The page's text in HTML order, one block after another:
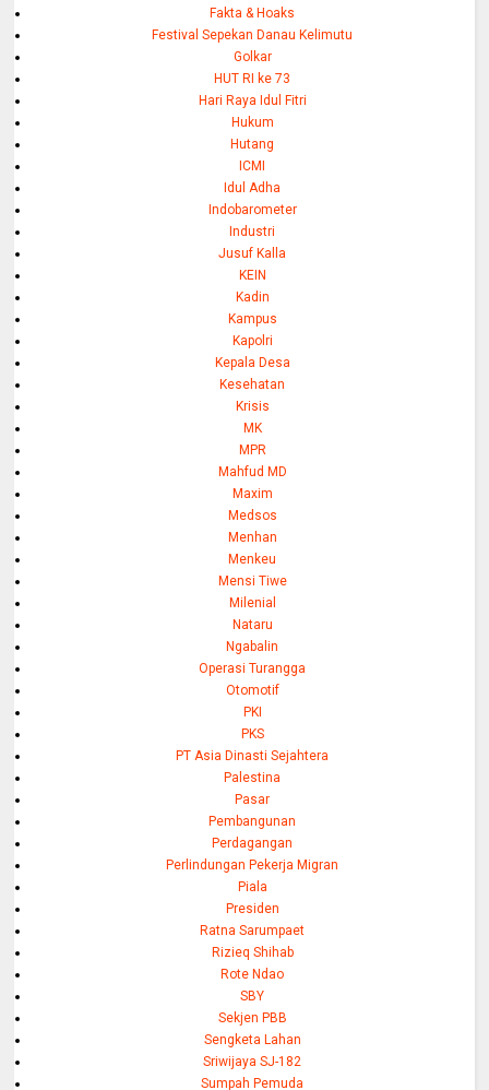
Fakta & Hoaks
Festival Sepekan Danau Kelimutu
Golkar
HUT RI ke 73
Hari Raya Idul Fitri
Hukum
Hutang
ICMI
Idul Adha
Indobarometer
Industri
Jusuf Kalla
KEIN
Kadin
Kampus
Kapolri
Kepala Desa
Kesehatan
Krisis
MK
MPR
Mahfud MD
Maxim
Medsos
Menhan
Menkeu
Mensi Tiwe
Milenial
Nataru
Ngabalin
Operasi Turangga
Otomotif
PKI
PKS
PT Asia Dinasti Sejahtera
Palestina
Pasar
Pembangunan
Perdagangan
Perlindungan Pekerja Migran
Piala
Presiden
Ratna Sarumpaet
Rizieq Shihab
Rote Ndao
SBY
Sekjen PBB
Sengketa Lahan
Sriwijaya SJ-182
Sumpah Pemuda